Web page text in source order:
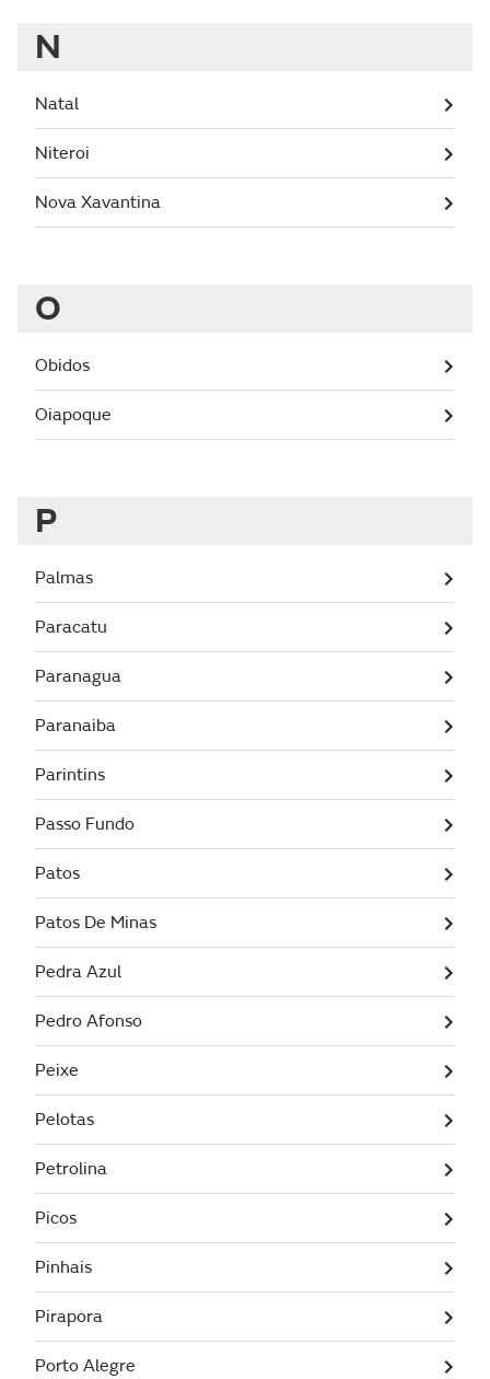
N
Natal
Niteroi
Nova Xavantina
O
Obidos
Oiapoque
P
Palmas
Paracatu
Paranagua
Paranaiba
Parintins
Passo Fundo
Patos
Patos De Minas
Pedra Azul
Pedro Afonso
Peixe
Pelotas
Petrolina
Picos
Pinhais
Pirapora
Porto Alegre